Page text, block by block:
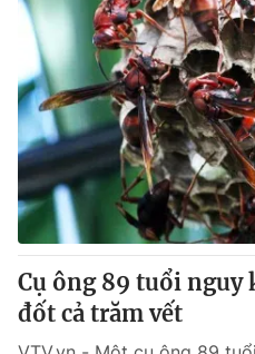
Cụ ông 89 tuổi nguy
đốt cả trăm vết